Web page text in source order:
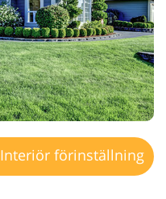
Interiör förinställning